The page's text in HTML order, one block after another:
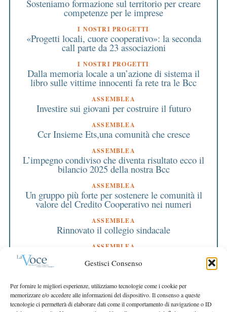
Gestisci Consenso
Per fornire le migliori esperienze, utilizziamo tecnologie come i cookie per
memorizzare e/o accedere alle informazioni del dispositivo. Il consenso a queste
tecnologie ci permetterà di elaborare dati come il comportamento di navigazione o ID
Sosteniamo formazione sul territorio per creare
competenze per le imprese
I NOSTRI PROGETTI
«Progetti locali, cuore cooperativo»: la seconda
call parte da 23 associazioni
I NOSTRI PROGETTI
Dalla memoria locale a un’azione di sistema il
libro sulle vittime innocenti fa rete tra le Bcc
ASSEMBLEA
Investire sui giovani per costruire il futuro
ASSEMBLEA
Ccr Insieme Ets,una comunità che cresce
ASSEMBLEA
L’impegno condiviso che diventa risultato ecco il
bilancio 2025 della nostra Bcc
ASSEMBLEA
Un gruppo più forte per sostenere le comunità il
valore del Credito Cooperativo nei numeri
ASSEMBLEA
Rinnovato il collegio sindacale
ASSEMBLEA
Bilancio approvato all’unanimità e 2 milioni
destinati al territorio
EDITORIALE DIRETTORE
Crescere restando riconoscibili
EDITORIALE PRESIDENTE